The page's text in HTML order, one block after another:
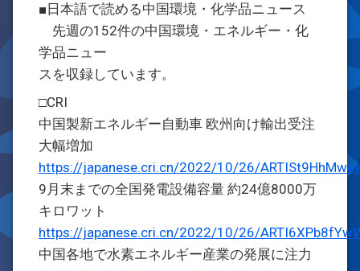
■日本語で読める中国環境・化学品ニュース
先週の152件の中国環境・エネルギー・化
学品ニュー
スを収録しています。
□CRI
中国製新エネルギー自動車 欧州向け輸出受注
大幅増加
https://japanese.cri.cn/2022/10/26/
9月末までの全国発電設備容量 約24億8000万
キロワット
https://japanese.cri.cn/2022/10/26/
中国各地で水素エネルギー産業の発展に注力